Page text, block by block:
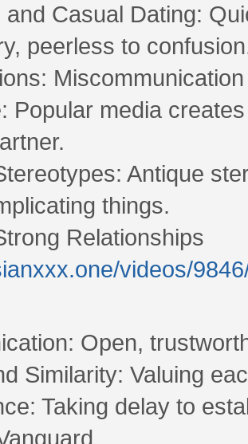
and Casual Dating:
peerless to
Popular media
Antique
things.
Relationships
videos/
Open,
Similarity: Valuing
Taking delay to